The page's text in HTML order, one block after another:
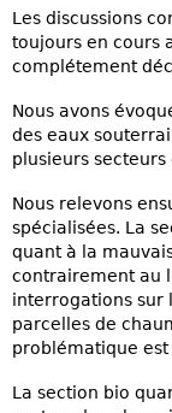
Les discussions
toujours en cours
complétement
Nous avons
des eaux
plusieurs
Nous relevons
spécialisées. La
quant à la
contrairement au
interrogations sur
parcelles de
problématique
La section bio